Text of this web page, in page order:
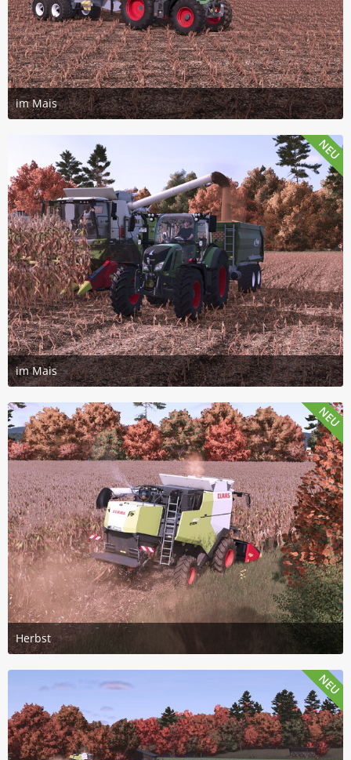
im Mais
22. Juli 2026 um 19:14
im Mais
22. Juli 2026 um 19:14
2
NEU
Herbst
21. Juli 2026 um 16:56
2
NEU
NEU